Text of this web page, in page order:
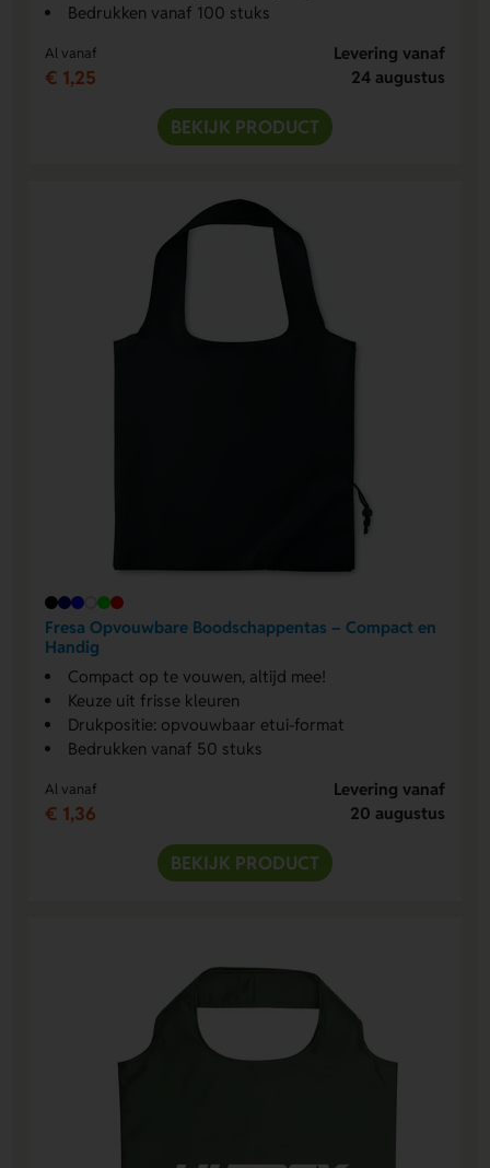
Bedrukken vanaf 100 stuks
Al vanaf
€ 1,25
Levering vanaf
24 augustus
BEKIJK PRODUCT
Fresa Opvouwbare Boodschappentas – Compact en
Handig
Compact op te vouwen, altijd mee!
Keuze uit frisse kleuren
Drukpositie: opvouwbaar etui-format
Bedrukken vanaf 50 stuks
Al vanaf
€ 1,36
Levering vanaf
20 augustus
BEKIJK PRODUCT